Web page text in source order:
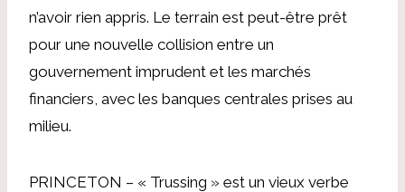
n’avoir rien appris. Le terrain est peut-être prêt
pour une nouvelle collision entre un
gouvernement imprudent et les marchés
financiers, avec les banques centrales prises au
milieu.
PRINCETON – « Trussing » est un vieux verbe